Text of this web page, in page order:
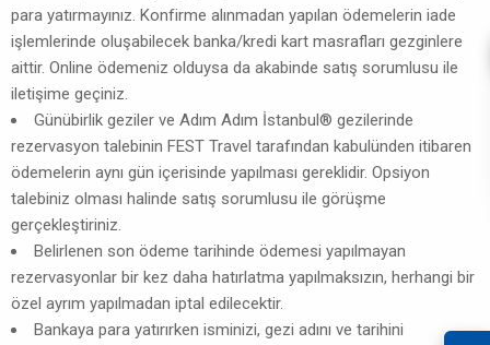
para yatırmayınız. Konfirme alınmadan yapılan ödemelerin iade
işlemlerinde oluşabilecek banka/kredi kart masrafları gezginlere
aittir. Online ödemeniz olduysa da akabinde satış sorumlusu ile
iletişime geçiniz.
Günübirlik geziler ve Adım Adım İstanbul® gezilerinde
rezervasyon talebinin FEST Travel tarafından kabulünden itibaren
ödemelerin aynı gün içerisinde yapılması gereklidir. Opsiyon
talebiniz olması halinde satış sorumlusu ile görüşme
gerçekleştiriniz.
Belirlenen son ödeme tarihinde ödemesi yapılmayan
rezervasyonlar bir kez daha hatırlatma yapılmaksızın, herhangi bir
özel ayrım yapılmadan iptal edilecektir.
Bankaya para yatırırken isminizi, gezi adını ve tarihini